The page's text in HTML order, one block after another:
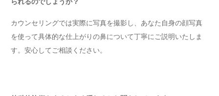
カウンセリングでは実際に写真を撮影し、あなた自身の顔写真
を使って具体的な仕上がりの鼻について丁寧にご説明いたしま
す。安心してご相談ください。